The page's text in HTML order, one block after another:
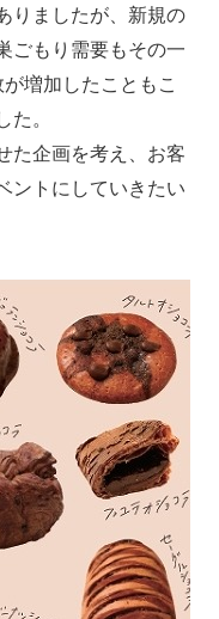
りましたが、新規の
ごもり需要もその一
増加したこともこ
。
た企画を考え、お客
ントにしていきたい